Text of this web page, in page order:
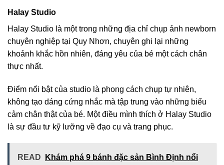
Halay Studio
Halay Studio là một trong những địa chỉ chụp ảnh newborn
chuyên nghiệp tại Quy Nhơn, chuyên ghi lại những
khoảnh khắc hồn nhiên, đáng yêu của bé một cách chân
thực nhất.
Điểm nổi bật của studio là phong cách chụp tự nhiên,
không tạo dáng cứng nhắc mà tập trung vào những biểu
cảm chân thật của bé. Một điều mình thích ở Halay Studio
là sự đầu tư kỹ lưỡng về đạo cụ và trang phục.
READ
Khám phá 9 bánh đặc sản Bình Định nổi